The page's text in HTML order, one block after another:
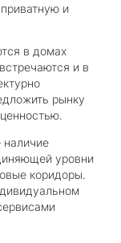
и
в домах
и в
рынку
наличие
уровни
коридоры.